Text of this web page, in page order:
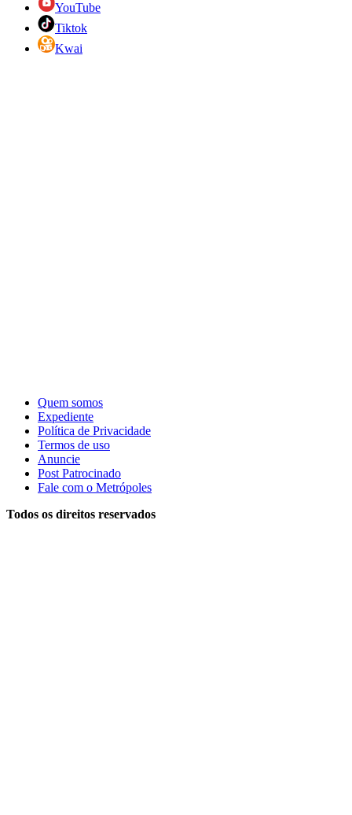
YouTube
Tiktok
Kwai
Quem somos
Expediente
Política de Privacidade
Termos de uso
Anuncie
Post Patrocinado
Fale com o Metrópoles
Todos os direitos reservados